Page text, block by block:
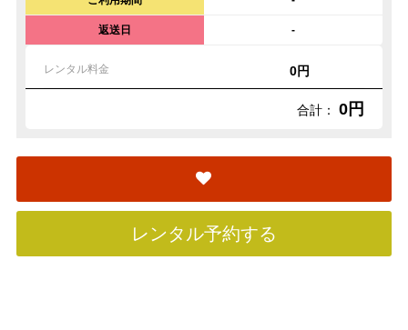
返送日 -
レンタル料金 0円
合計： 0円
レンタル予約する